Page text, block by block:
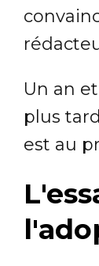
Un an
plus
est au